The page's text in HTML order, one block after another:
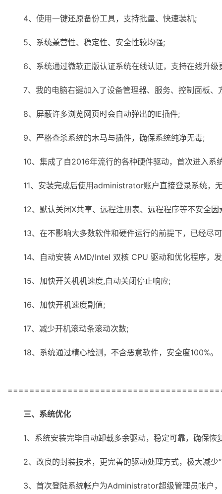
4、使用一键还原备份工具，支持批量、快速装机;
5、系统兼营性、稳定性、安全性较均强;
6、系统通过微软正版认证系统在线认证，支持在线升级
7、我的电脑右键加入了设备管理器、服务、控制面板、
8、屏蔽许多浏览网页时会自动弹出的IE插件;
9、严格查杀系统的木马与插件，确保系统纯净无毒;
10、集成了自2016年流行的各种硬件驱动，首次进入系
11、安装完成后使用administrator账户直接登录系统，
12、默认关闭X共享、远程注册表、远程程序等不安全因
13、在不影响大多数软件和硬件运行的前提下，已经尽
14、自动安装 AMD/Intel 双核 CPU 驱动和优化程序，发
15、加快开关机机速度,自动关闭停止响应;
16、加快开机速度副值;
17、减少开机滚动条滚动次数;
18、系统通过精心检测，不含恶意软件，安全度100%。
三、系统优化
1、系统安装完毕自动卸载多余驱动，稳定可靠，确保恢
2、改良的封装技术，更完善的驱动处理方式，极大减少“
3、首次登陆系统帐户为Administrator超级管理员帐户，